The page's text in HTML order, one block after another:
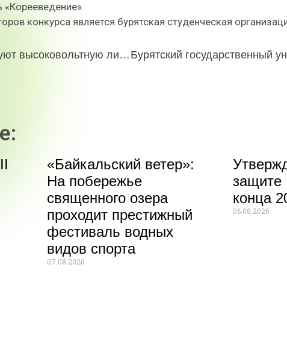
«Корееведение».
конкурса является бурятская студенческая
В Бурятии реконструируют высоковольтную линию для увеличения пропускной способности Транссиба
«Байкальский ветер»:
На побережье
священного озера
проходит престижный
фестиваль водных
видов спорта
07.08.2026
защите
конца
06.08.2026